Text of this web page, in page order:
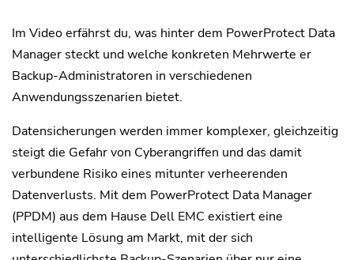
Im Video erfährst du, was hinter dem PowerProtect Data
Manager steckt und welche konkreten Mehrwerte er
Backup-Administratoren in verschiedenen
Anwendungsszenarien bietet.
Datensicherungen werden immer komplexer, gleichzeitig
steigt die Gefahr von Cyberangriffen und das damit
verbundene Risiko eines mitunter verheerenden
Datenverlusts. Mit dem PowerProtect Data Manager
(PPDM) aus dem Hause Dell EMC existiert eine
intelligente Lösung am Markt, mit der sich